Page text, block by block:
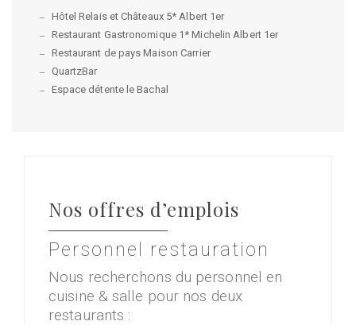
Hôtel Relais et Châteaux 5* Albert 1er
Restaurant Gastronomique 1* Michelin Albert 1er
Restaurant de pays Maison Carrier
QuartzBar
Espace détente le Bachal
Nos offres d’emplois
Personnel restauration
Nous recherchons du personnel en
cuisine & salle pour nos deux
restaurants :